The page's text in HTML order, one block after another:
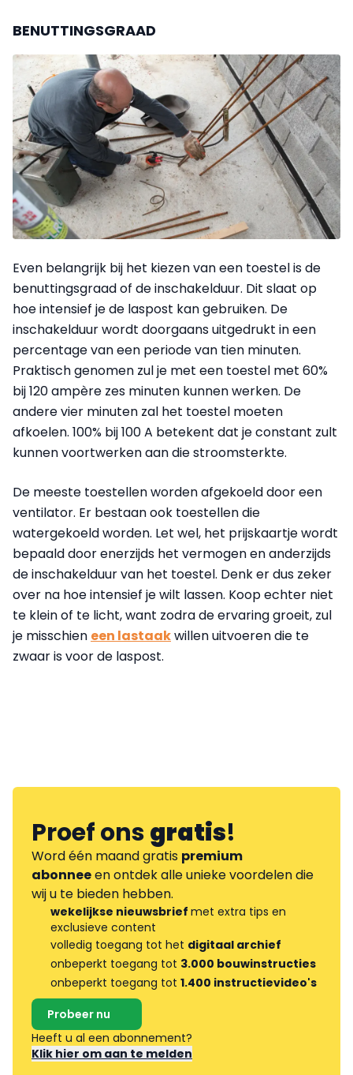
BENUTTINGSGRAAD
Even belangrijk bij het kiezen van een toestel is de
benuttingsgraad of de inschakelduur. Dit slaat op
hoe intensief je de laspost kan gebruiken. De
inschakelduur wordt doorgaans uitgedrukt in een
percentage van een periode van tien minuten.
Praktisch genomen zul je met een toestel met 60%
bij 120 ampère zes minuten kunnen werken. De
andere vier minuten zal het toestel moeten
afkoelen. 100% bij 100 A betekent dat je constant zult
kunnen voortwerken aan die stroomsterkte.
De meeste toestellen worden afgekoeld door een
ventilator. Er bestaan ook toestellen die
watergekoeld worden. Let wel, het prijskaartje wordt
bepaald door enerzijds het vermogen en anderzijds
de inschakelduur van het toestel. Denk er dus zeker
over na hoe intensief je wilt lassen. Koop echter niet
te klein of te licht, want zodra de ervaring groeit, zul
je misschien een lastaakwillen uitvoeren die te
zwaar is voor de laspost.
Proef onsgratis!
Word één maand gratis premium
abonneeen ontdek alle unieke voordelen die
wij u te bieden hebben.
wekelijkse nieuwsbrief met extra tips en
exclusieve content
volledig toegang tot het digitaal archief
onbeperkt toegang tot 3.000 bouwinstructies
onbeperkt toegang tot 1.400 instructievideo's
Probeer nu
Heeft u al een abonnement?
Klik hier om aan te melden